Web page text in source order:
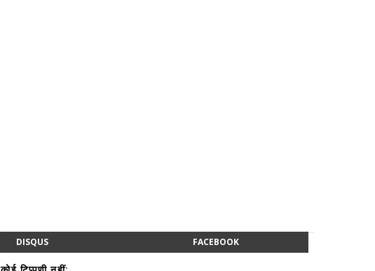
DISQUS FACEBOOK